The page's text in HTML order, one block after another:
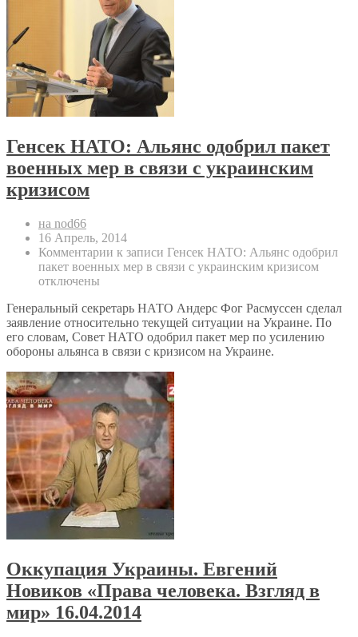
Генсек НАТО: Альянс одобрил пакет
военных мер в связи с украинским
кризисом
на nod66
16 Апрель, 2014
Комментарии к записи Генсек НАТО: Альянс одобрил
пакет военных мер в связи с украинским кризисом
отключены
Генеральный секретарь НАТО Андерс Фог Расмуссен сделал
заявление относительно текущей ситуации на Украине. По
его словам, Совет НАТО одобрил пакет мер по усилению
обороны альянса в связи с кризисом на Украине.
Оккупация Украины. Евгений
Новиков «Права человека. Взгляд в
мир» 16.04.2014